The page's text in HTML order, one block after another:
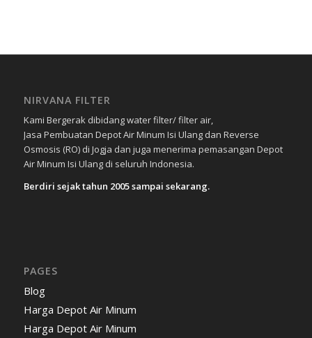
NIRVANA FILTER
Kami Bergerak dibidang water filter/ filter air,
Jasa Pembuatan Depot Air Minum Isi Ulang dan Reverse
Osmosis (RO) di Jogja dan juga menerima pemasangan Depot
Air Minum Isi Ulang di seluruh Indonesia.
Berdiri sejak tahun 2005 sampai sekarang.
PAGES
Blog
Harga Depot Air Minum
Harga Depot Air Minum